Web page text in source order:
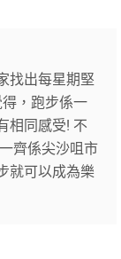
找出每星期堅
，跑步係一
相同感受! 不
齊係尖沙咀市
就可以成為樂